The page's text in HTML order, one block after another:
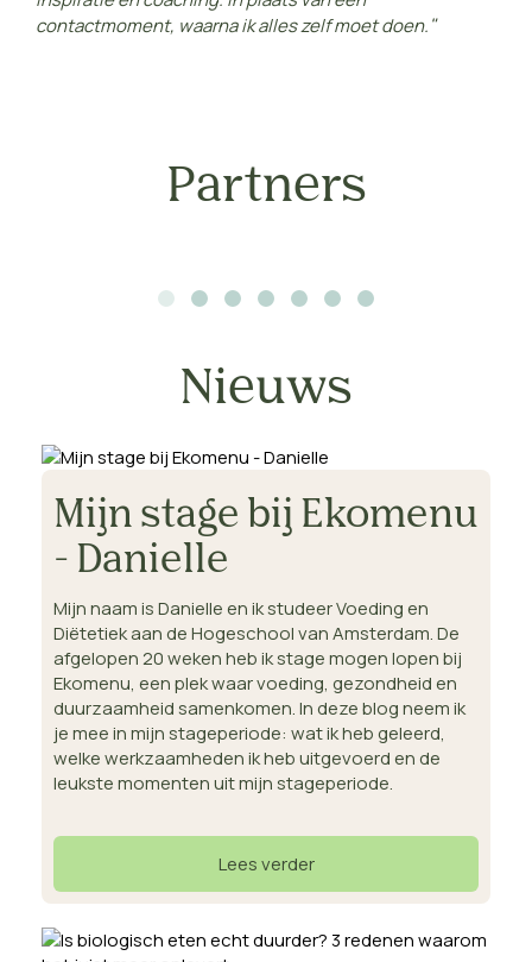
contactmoment, waarna ik alles zelf moet doen."
Partners
Nieuws
Mijn stage bij Ekomenu
- Danielle
Mijn naam is Danielle en ik studeer Voeding en
Diëtetiek aan de Hogeschool van Amsterdam. De
afgelopen 20 weken heb ik stage mogen lopen bij
Ekomenu, een plek waar voeding, gezondheid en
duurzaamheid samenkomen. In deze blog neem ik
je mee in mijn stageperiode: wat ik heb geleerd,
welke werkzaamheden ik heb uitgevoerd en de
leukste momenten uit mijn stageperiode.
Lees verder